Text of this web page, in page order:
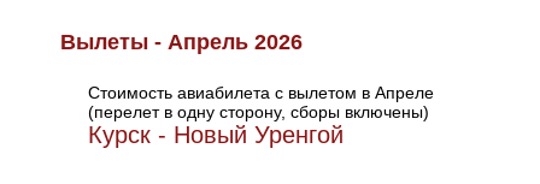
Вылеты - Апрель 2026
Стоимость авиабилета с вылетом в Апреле
(перелет в одну сторону, сборы включены)
Курск - Новый Уренгой